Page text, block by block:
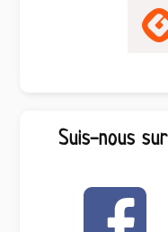
Suis-nous